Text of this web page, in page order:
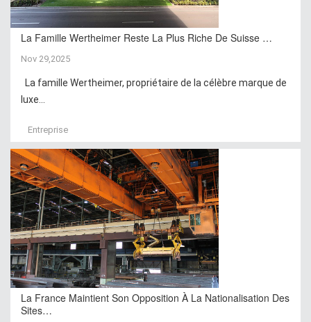
La Famille Wertheimer Reste La Plus Riche De Suisse …
Nov 29,2025
La famille Wertheimer, propriétaire de la célèbre marque de
luxe...
Entreprise
La France Maintient Son Opposition À La Nationalisation Des
Sites…